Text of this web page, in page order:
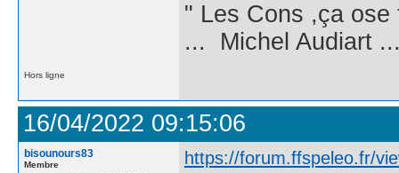
" Les Cons ,ça
... Michel Audiart
Hors ligne
16/04/2022 09:15:06
bisounours83
Membre
https://forum.ffspeleo.fr/